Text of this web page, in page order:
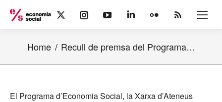
X
page
in
window
Instagram
page
in
window
YouTube
page
in
window
Linkedin
page
in
window
Flickr
page
in
window
Rss
page
in
window
Home Recull de premsa del Programa…
El Programa d’Economia Social, la Xarxa d’Ateneus